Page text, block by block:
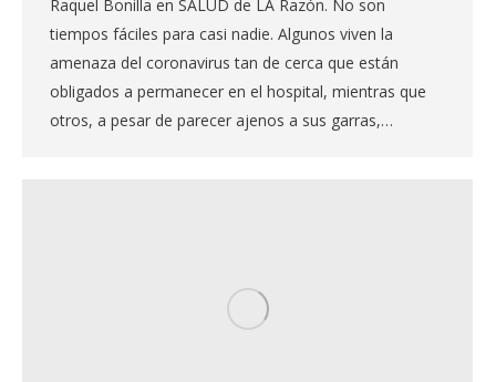
Raquel Bonilla en SALUD de LA Razón. No son
tiempos fáciles para casi nadie. Algunos viven la
amenaza del coronavirus tan de cerca que están
obligados a permanecer en el hospital, mientras que
otros, a pesar de parecer ajenos a sus garras,…